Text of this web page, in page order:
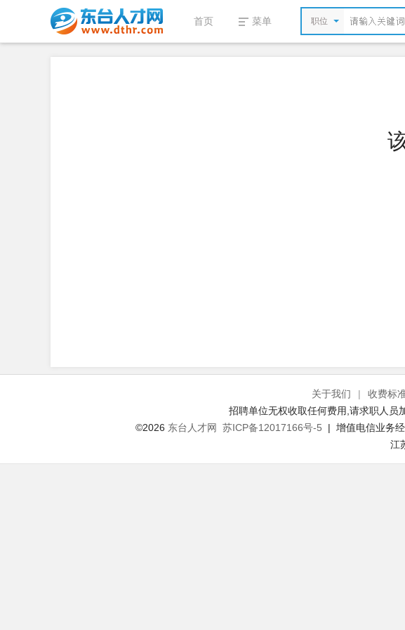
首页 菜单 职位
关于我们 | 收费标
招聘单位无权收取任何费用,请求职人员
©2026 东台人才网 苏ICP备12017166号-5 | 增值电信业务
江